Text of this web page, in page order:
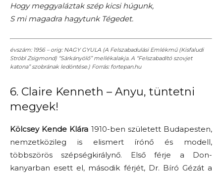
Hogy meggyaláztak szép kicsi húgunk,
S mi magadra hagytunk Tégedet.
évszám: 1956 – orig: NAGY GYULA (A Felszabadulási Emlékmű (Kisfaludi
Stróbl Zsigmond) “Sárkányölő” mellékalakja. A “Felszabadító szovjet
katona” szobrának ledöntése.) Forrás: fortepan.hu
6. Claire Kenneth – Anyu, tüntetni
megyek!
Kölcsey Kende Klára 1910-ben született Budapesten,
nemzetközileg is elismert írónő és modell,
többszörös szépségkirálynő. Első férje a Don-
kanyarban esett el, második férjét, Dr. Bíró Gézát a